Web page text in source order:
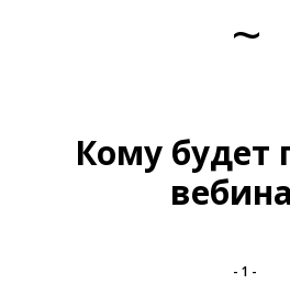
~
Кому будет
-1-